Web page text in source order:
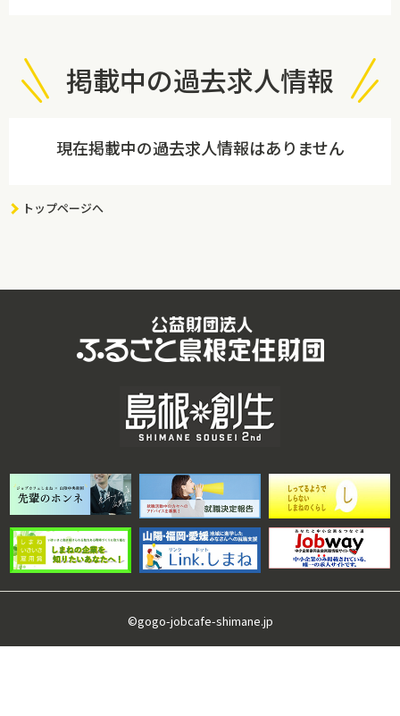
掲載中の過去求人情報
現在掲載中の過去求人情報はありません
トップページへ
©gogo-jobcafe-shimane.jp